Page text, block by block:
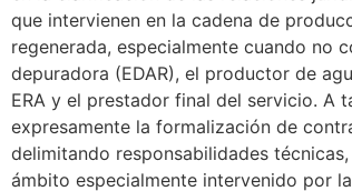
que intervienen en la cadena de
regenerada, especialmente cuando no
depuradora (EDAR), el productor de
ERA y el prestador final del servicio. A
expresamente la formalización de
delimitando responsabilidades
ámbito especialmente intervenido por